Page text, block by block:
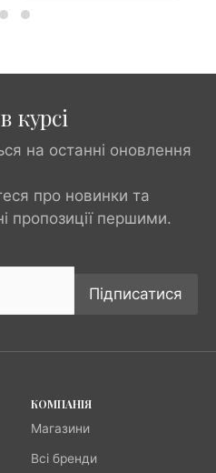
курсі
на останні оновлення
про новинки та
пропозиції першими.
Підписатися
КОМПАНІЯ
Магазини
Всі бренди